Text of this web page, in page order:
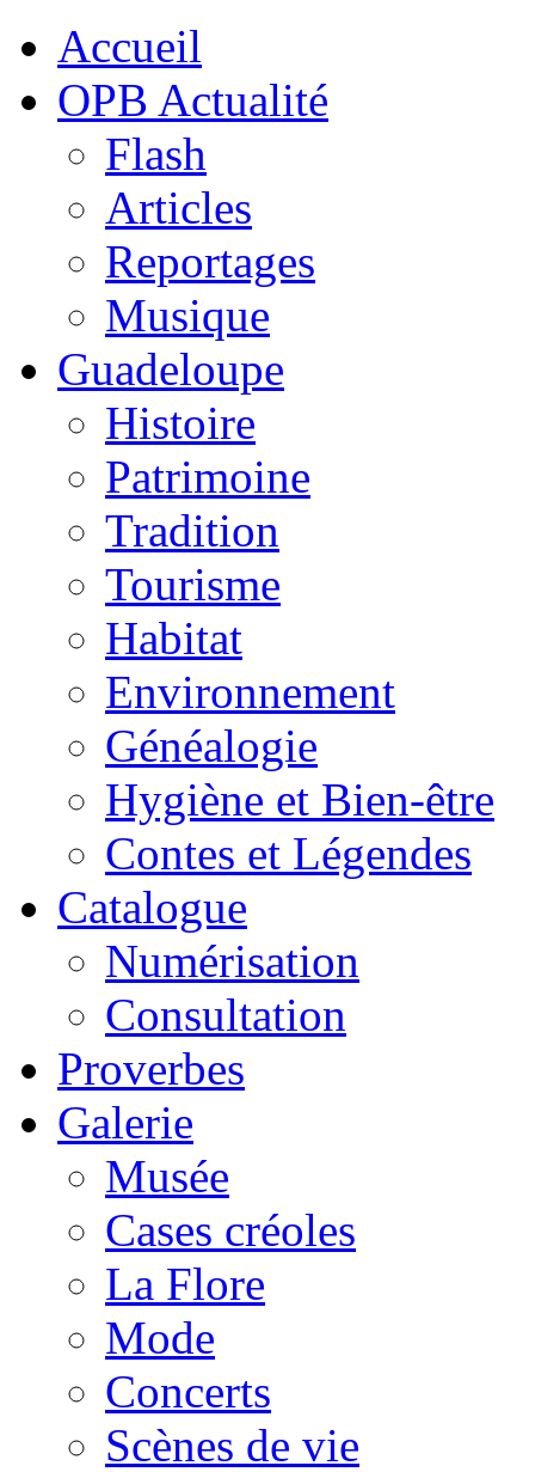
Accueil
OPB Actualité
Flash
Articles
Reportages
Musique
Guadeloupe
Histoire
Patrimoine
Tradition
Tourisme
Habitat
Environnement
Généalogie
Hygiène et Bien-être
Contes et Légendes
Catalogue
Numérisation
Consultation
Proverbes
Galerie
Musée
Cases créoles
La Flore
Mode
Concerts
Scènes de vie